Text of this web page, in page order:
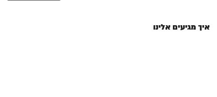
איך מגיעים אלינו